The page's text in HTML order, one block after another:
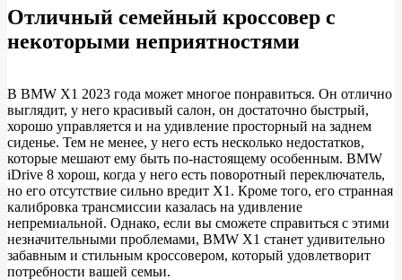
Отличный семейный кроссовер с
некоторыми неприятностями
В BMW X1 2023 года может многое понравиться. Он отлично
выглядит, у него красивый салон, он достаточно быстрый,
хорошо управляется и на удивление просторный на заднем
сиденье. Тем не менее, у него есть несколько недостатков,
которые мешают ему быть по-настоящему особенным. BMW
iDrive 8 хорош, когда у него есть поворотный переключатель,
но его отсутствие сильно вредит X1. Кроме того, его странная
калибровка трансмиссии казалась на удивление
непремиальной. Однако, если вы сможете справиться с этими
незначительными проблемами, BMW X1 станет удивительно
забавным и стильным кроссовером, который удовлетворит
потребности вашей семьи.